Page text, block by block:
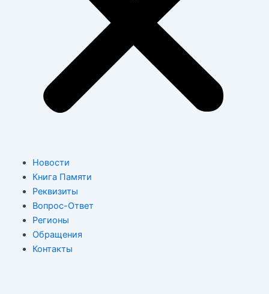
Новости
Книга Памяти
Реквизиты
Вопрос-Ответ
Регионы
Обращения
Контакты